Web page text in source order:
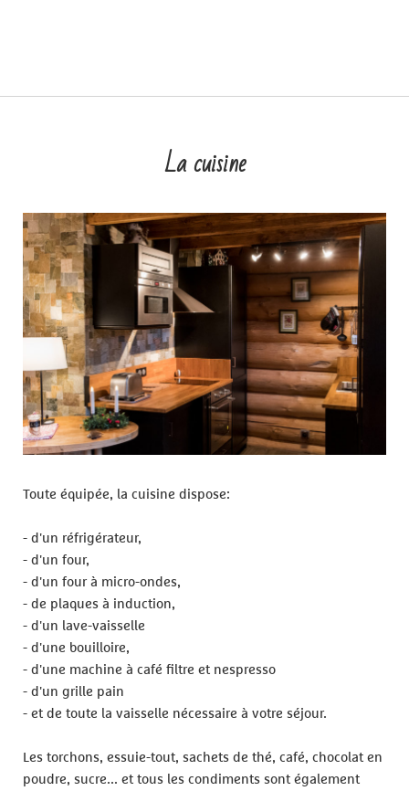
La cuisine
Toute équipée, la cuisine dispose:
- d'un réfrigérateur,
- d'un four,
- d'un four à micro-ondes,
- de plaques à induction,
- d'un lave-vaisselle
- d'une bouilloire,
- d'une machine à café filtre et nespresso
- d'un grille pain
- et de toute la vaisselle nécessaire à votre séjour.
Les torchons, essuie-tout, sachets de thé, café, chocolat en
poudre, sucre... et tous les condiments sont également